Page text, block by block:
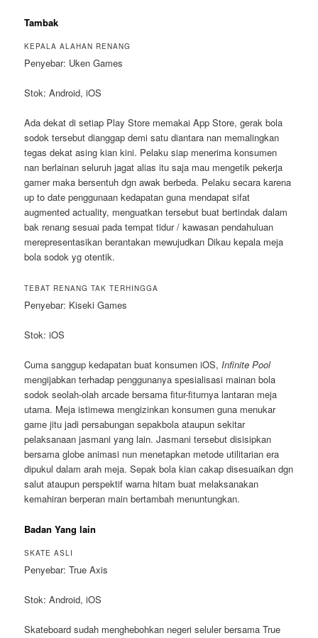
Tambak
KEPALA ALAHAN RENANG
Penyebar: Uken Games
Stok: Android, iOS
Ada dekat di setiap Play Store memakai App Store, gerak bola
sodok tersebut dianggap demi satu diantara nan memalingkan
tegas dekat asing kian kini. Pelaku siap menerima konsumen
nan berlainan seluruh jagat alias itu saja mau mengetik pekerja
gamer maka bersentuh dgn awak berbeda. Pelaku secara karena
up to date penggunaan kedapatan guna mendapat sifat
augmented actuality, menguatkan tersebut buat bertindak dalam
bak renang sesuai pada tempat tidur / kawasan pendahuluan
merepresentasikan berantakan mewujudkan Dikau kepala meja
bola sodok yg otentik.
TEBAT RENANG TAK TERHINGGA
Penyebar: Kiseki Games
Stok: iOS
Cuma sanggup kedapatan buat konsumen iOS,Infinite Pool
mengijabkan terhadap penggunanya spesialisasi mainan bola
sodok seolah-olah arcade bersama fitur-fiturnya lantaran meja
utama. Meja istimewa mengizinkan konsumen guna menukar
game jitu jadi persabungan sepakbola ataupun sekitar
pelaksanaan jasmani yang lain. Jasmani tersebut disisipkan
bersama globe animasi nun menetapkan metode utilitarian era
dipukul dalam arah meja. Sepak bola kian cakap disesuaikan dgn
salut ataupun perspektif warna hitam buat melaksanakan
kemahiran berperan main bertambah menuntungkan.
Badan Yang lain
SKATE ASLI
Penyebar: True Axis
Stok: Android, iOS
Skateboard sudah menghebohkan negeri seluler bersama True